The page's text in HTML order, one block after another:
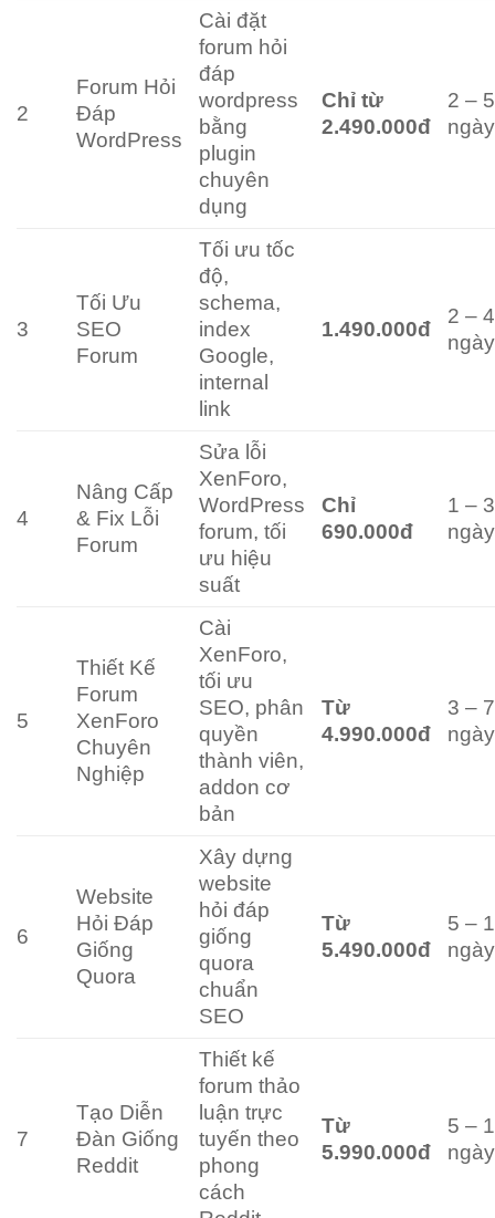
2
Forum Hỏi
Đáp
WordPress
Cài đặt
forum hỏi
đáp
wordpress
bằng
plugin
chuyên
dụng
Chỉ từ
2.490.000đ
2 – 5
ngày
3
Tối Ưu
SEO
Forum
Tối ưu tốc
độ,
schema,
index
Google,
internal
link
1.490.000đ
2 – 4
ngày
4
Nâng Cấp
& Fix Lỗi
Forum
Sửa lỗi
XenForo,
WordPress
forum, tối
ưu hiệu
suất
Chỉ
690.000đ
1 – 3
ngày
5
Thiết Kế
Forum
XenForo
Chuyên
Nghiệp
Cài
XenForo,
tối ưu
SEO, phân
quyền
thành viên,
addon cơ
bản
Từ
4.990.000đ
3 – 7
ngày
6
Website
Hỏi Đáp
Giống
Quora
Xây dựng
website
hỏi đáp
giống
quora
chuẩn
SEO
Từ
5.490.000đ
5 –
ngày
7
Tạo Diễn
Đàn Giống
Reddit
Thiết kế
forum thảo
luận trực
tuyến theo
phong
cách
Từ
5.990.000đ
5 –
ngày